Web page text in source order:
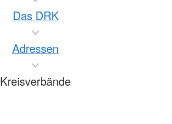
Das DRK
Adressen
Kreisverbände